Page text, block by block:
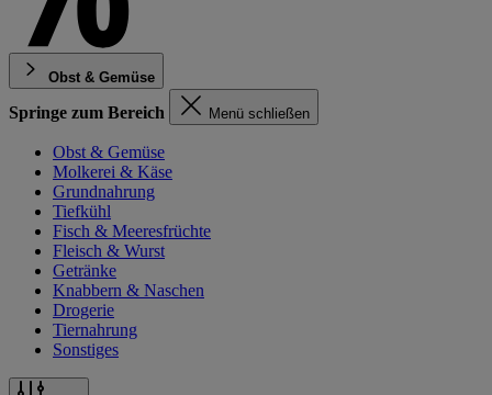
Obst & Gemüse
Springe zum Bereich Menü schließen
Obst & Gemüse
Molkerei & Käse
Grundnahrung
Tiefkühl
Fisch & Meeresfrüchte
Fleisch & Wurst
Getränke
Knabbern & Naschen
Drogerie
Tiernahrung
Sonstiges